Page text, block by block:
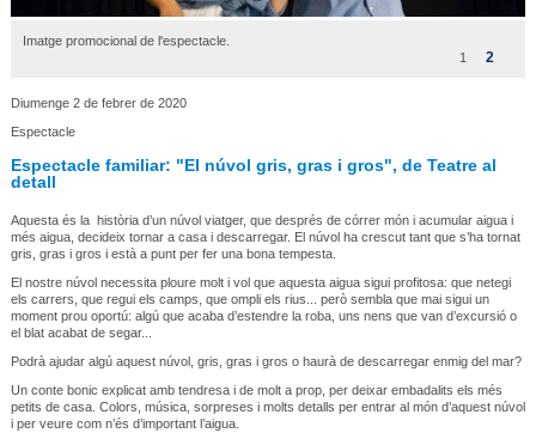
Imatge promocional de l'espectacle.
1
2
Diumenge 2 de febrer de 2020
Espectacle
Espectacle familiar: "El núvol gris, gras i gros", de Teatre al
detall
Aquesta és la història d’un núvol viatger, que després de córrer món i acumular aigua i
més aigua, decideix tornar a casa i descarregar. El núvol ha crescut tant que s’ha tornat
gris, gras i gros i està a punt per fer una bona tempesta.
El nostre núvol necessita ploure molt i vol que aquesta aigua sigui profitosa: que netegi
els carrers, que regui els camps, que ompli els rius... però sembla que mai sigui un
moment prou oportú: algú que acaba d’estendre la roba, uns nens que van d’excursió o
el blat acabat de segar...
Podrà ajudar algú aquest núvol, gris, gras i gros o haurà de descarregar enmig del mar?
Un conte bonic explicat amb tendresa i de molt a prop, per deixar embadalits els més
petits de casa. Colors, música, sorpreses i molts detalls per entrar al món d’aquest núvol
i per veure com n’és d’important l’aigua.